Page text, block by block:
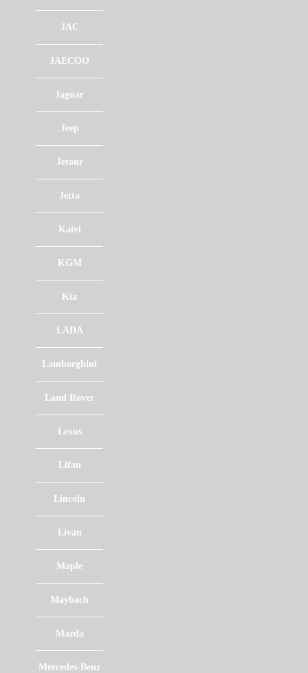
JAC
JAECOO
Jaguar
Jeep
Jetour
Jetta
Kaiyi
KGM
Kia
LADA
Lamborghini
Land Rover
Lexus
Lifan
Lincoln
Livan
Maple
Maybach
Mazda
Mercedes-Benz